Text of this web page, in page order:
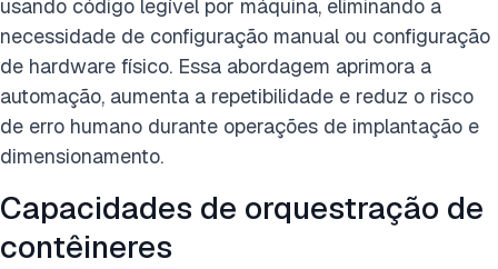
usando código legível por máquina, eliminando a
necessidade de configuração manual ou configuração
de hardware físico. Essa abordagem aprimora a
automação, aumenta a repetibilidade e reduz o risco
de erro humano durante operações de implantação e
dimensionamento.
Capacidades de orquestração de
contêineres